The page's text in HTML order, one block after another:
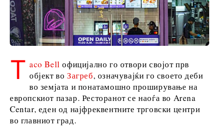
економија
Бизнис
Именовања
Земјоделство
Индустрија
Градежништво
Енергија
Животна
T aco Bell официјално го отвори својот прв
објект во Загреб, означувајќи го своето деби
во земјата и понатамошно проширување на
европскиот пазар. Ресторанот се наоѓа во Arena
Centar, еден од најфреквентните трговски центри
во главниот град.